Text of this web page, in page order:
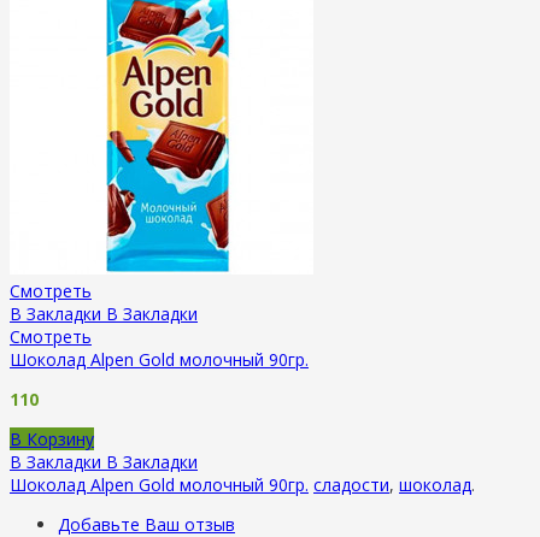
Смотреть
В Закладки В Закладки
Смотреть
Шоколад Alpen Gold молочный 90гр.
110
В Корзину
В Закладки В Закладки
Шоколад Alpen Gold молочный 90гр. сладости, шоколад.
Добавьте Ваш отзыв